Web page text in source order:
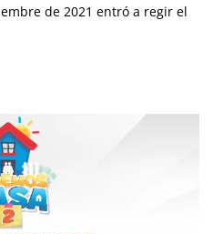
de 2021 entró a regir el